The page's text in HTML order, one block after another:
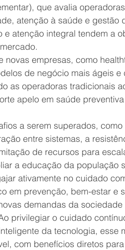
que avalia
atenção à saúde e gestão
atenção integral tendem a
novas empresas, como
de negócio mais ágeis e
as operadoras tradicionais
apelo em saúde
a serem superados,
entre sistemas, a
de recursos para
a educação da população
ativamente no cuidado
em prevenção, bem-estar e
demandas da
privilegiar o cuidado
da tecnologia, esse
com benefícios diretos